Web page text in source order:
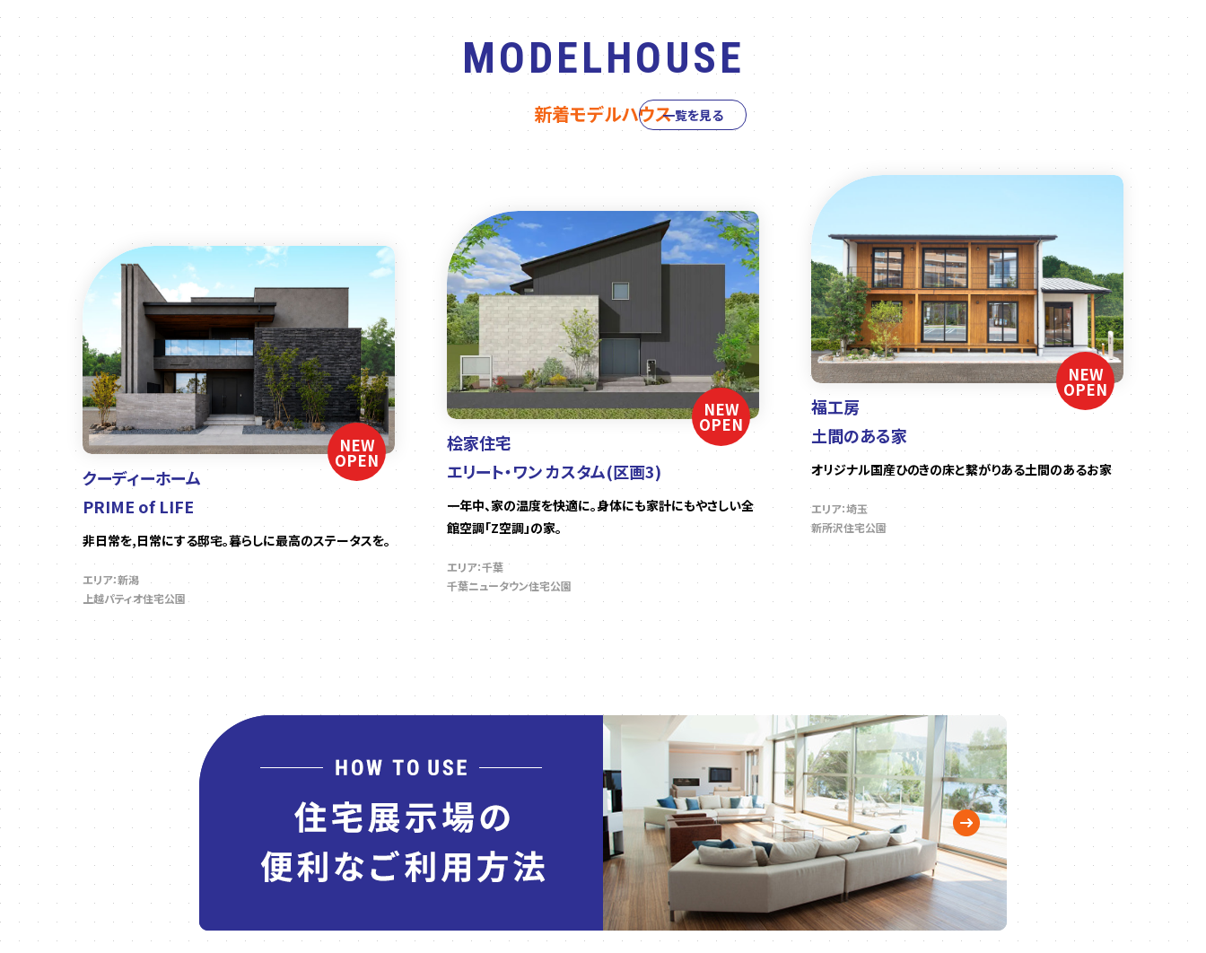
MODELHOUSE
新着モデルハウス
NEW
OPEN
クーディーホーム
PRIME of LIFE
非日常を,日常にする邸宅。暮らしに最高のステータスを。
エリア：新潟
上越パティオ住宅公園
NEW
OPEN
桧家住宅
エリート・ワン カスタム(区画3)
一年中、家の温度を快適に。身体にも家計にもやさしい全
館空調「Z空調」の家。
エリア：千葉
千葉ニュータウン住宅公園
NEW
OPEN
福工房
土間のある家
オリジナル国産ひのきの床と繋がりある土間のあるお家
エリア：埼玉
新所沢住宅公園
一覧を見る